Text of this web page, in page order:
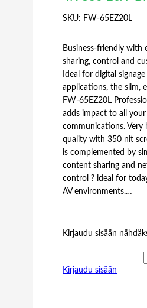
SKU: FW-65EZ20L
Business-friendly with
sharing, control and
Ideal for digital
applications, the slim,
FW-65EZ20L
adds impact to all your
communications. Very
quality with 350 nit
is complemented by
content sharing and
control ? ideal for
AV environments.…
Kirjaudu sisään
Kirjaudu sisään